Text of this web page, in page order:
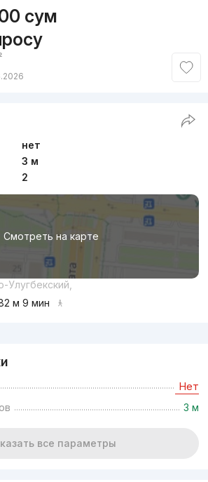
сум
нет
3 м
2
Смотреть на карте
м 9 мин
Нет
3 м
все параметры